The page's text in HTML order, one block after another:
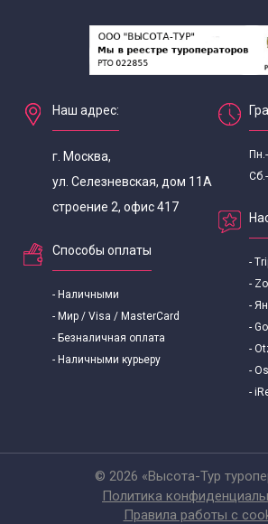
Наш адрес:
г. Москва,
ул. Селезневская, дом 11А
строение 2, офис 417
Способы оплаты
- Наличными
- Мир / Visa / MasterCard
- Безналичная оплата
- Наличными курьеру
-
-
-
-
-
-
-
© 2026 «Высота-Тур
Политика
Правила работы с